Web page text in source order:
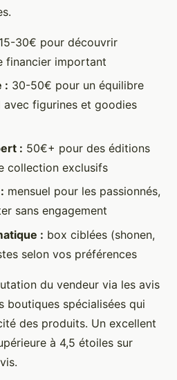
15-30€ pour découvrir
financier important
: 30-50€ pour un équilibre
figurines et goodies
: 50€+ pour des éditions
collection exclusifs
mensuel pour les passionnés,
sans engagement
: box ciblées (shonen,
selon vos préférences
du vendeur via les avis
boutiques spécialisées qui
des produits. Un excellent
à 4,5 étoiles sur